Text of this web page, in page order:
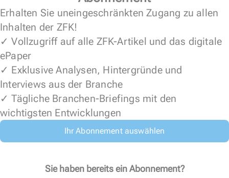
Erhalten Sie uneingeschränkten Zugang zu allen
Inhalten der ZFK!
✓ Vollzugriff auf alle ZFK-Artikel und das digitale
ePaper
✓ Exklusive Analysen, Hintergründe und
Interviews aus der Branche
✓ Tägliche Branchen-Briefings mit den
wichtigsten Entwicklungen
Ihr Abonnement auswählen
Sie haben bereits ein Abonnement?